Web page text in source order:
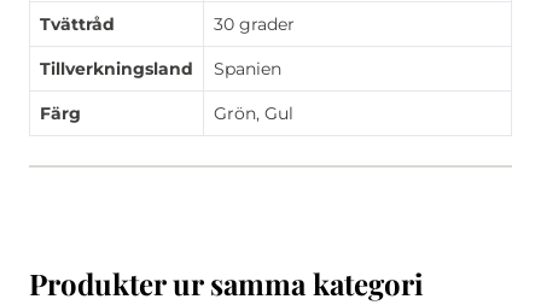
Tvättråd 30 grader
Tillverkningsland Spanien
Färg Grön, Gul
Produkter ur samma kategori